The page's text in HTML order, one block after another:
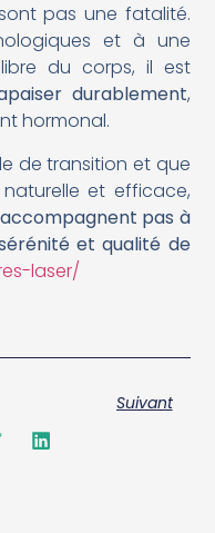
pas une fatalité.
et à une
du corps, il est
durablement,
hormonal.
de transition et que
et efficace,
pas à
et qualité de
laser/
Suivant